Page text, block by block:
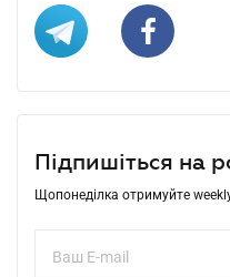
Підпишіться на
Щопонеділка отримуйте